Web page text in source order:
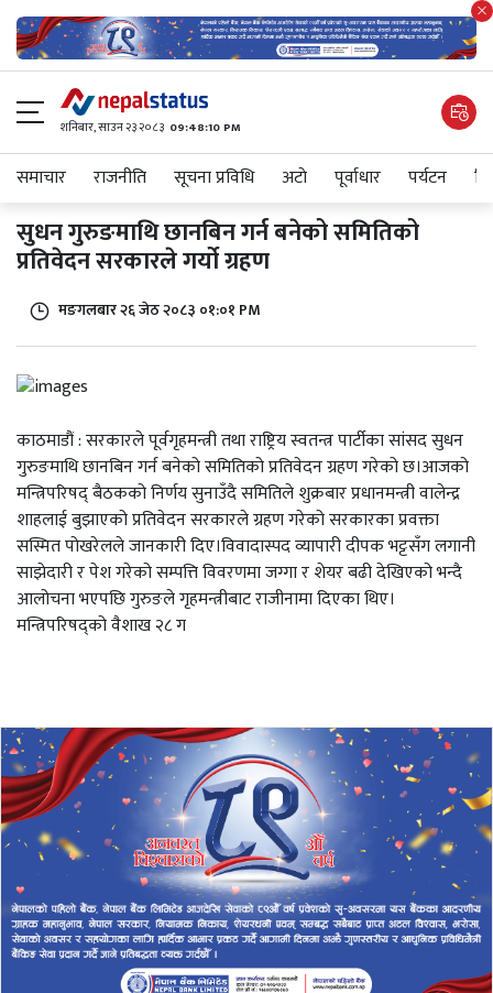
शनिबार, साउन २३ २०८३ 09:48:10 PM
समाचार राजनीति सूचना प्रविधि अटाे पूर्वाधार पर्यटन
सुधन गुरुङमाथि छानबिन गर्न बनेको समितिको
प्रतिवेदन सरकारले गर्यो ग्रहण
मङगलबार २६ जेठ २०८३ ०१:०१ PM
काठमाडौं : सरकारले पूर्वगृहमन्त्री तथा राष्ट्रिय स्वतन्त्र पार्टीका सांसद सुधन
गुरुङमाथि छानबिन गर्न बनेको समितिको प्रतिवेदन ग्रहण गरेको छ।आजको
मन्त्रिपरिषद् बैठकको निर्णय सुनाउँदै समितिले शुक्रबार प्रधानमन्त्री वालेन्द्र
शाहलाई बुझाएको प्रतिवेदन सरकारले ग्रहण गरेको सरकारका प्रवक्ता
सस्मित पोखरेलले जानकारी दिए।विवादास्पद व्यापारी दीपक भट्टसँग लगानी
साझेदारी र पेश गरेको सम्पत्ति विवरणमा जग्गा र शेयर बढी देखिएको भन्दै
आलोचना भएपछि गुरुङले गृहमन्त्रीबाट राजीनामा दिएका थिए।
मन्त्रिपरिषद्को वैशाख २८ ग